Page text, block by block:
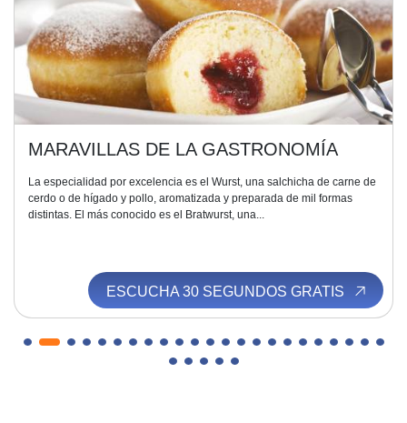
MARAVILLAS DE LA GASTRONOMÍA
La especialidad por excelencia es el Wurst, una salchicha de carne de
cerdo o de hígado y pollo, aromatizada y preparada de mil formas
distintas. El más conocido es el Bratwurst, una...
ESCUCHA 30 SEGUNDOS GRATIS